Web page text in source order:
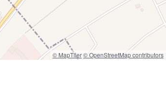
© MapTiler© OpenStreetMap contributors